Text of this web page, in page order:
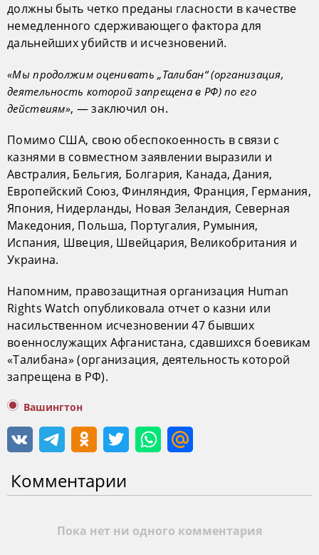
должны быть четко преданы гласности в качестве
немедленного сдерживающего фактора для
дальнейших убийств и исчезновений.
«Мы продолжим оценивать „Талибан“ (организация,
деятельность которой запрещена в РФ) по его
действиям», — заключил он.
Помимо США, свою обеспокоенность в связи с
казнями в совместном заявлении выразили и
Австралия, Бельгия, Болгария, Канада, Дания,
Европейский Союз, Финляндия, Франция, Германия,
Япония, Нидерланды, Новая Зеландия, Северная
Македония, Польша, Португалия, Румыния,
Испания, Швеция, Швейцария, Великобритания и
Украина.
Напомним, правозащитная организация Human
Rights Watch опубликовала отчет о казни или
насильственном исчезновении 47 бывших
военнослужащих Афганистана, сдавшихся боевикам
«Талибана» (организация, деятельность которой
запрещена в РФ).
Вашингтон
Комментарии
Пока нет ни одного комментария